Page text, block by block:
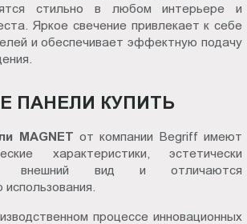
стильно в любом интерьере и
Яркое свечение привлекает к себе
и обеспечивает эффектную подачу
ПАНЕЛИ КУПИТЬ
MAGNET от компании Begriff имеют
характеристики, эстетически
внешний вид и отличаются
процессе инновационных